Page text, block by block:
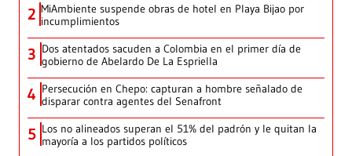
2 MiAmbiente suspende obras de hotel en Playa Bijao por
incumplimientos
3 Dos atentados sacuden a Colombia en el primer día de
gobierno de Abelardo De La Espriella
4 Persecución en Chepo: capturan a hombre señalado de
disparar contra agentes del Senafront
5 Los no alineados superan el 51% del padrón y le quitan la
mayoría a los partidos políticos